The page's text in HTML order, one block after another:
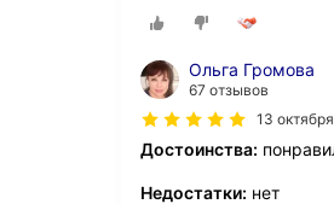
Ольга Громова
67 отзывов
13
Достоинства:
Недостатки: нет